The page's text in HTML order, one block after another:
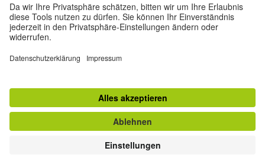
Datenschutzrichtlinie.
Privatsphäre-Einstellungen
© Goethe-Institut 2026
Datenschutzerklärung